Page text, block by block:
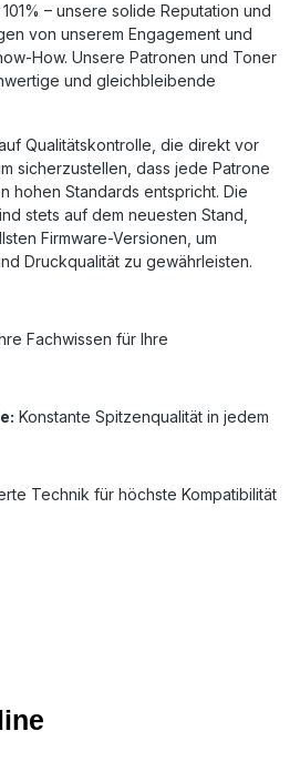
– unsere solide Reputation und
von unserem Engagement und
How. Unsere Patronen und Toner
und gleichbleibende
Qualitätskontrolle, die direkt vor
sicherzustellen, dass jede Patrone
hohen Standards entspricht. Die
stets auf dem neuesten Stand,
Firmware-Versionen, um
Druckqualität zu gewährleisten.
Fachwissen für Ihre
Konstante Spitzenqualität in jedem
Technik für höchste Kompatibilität